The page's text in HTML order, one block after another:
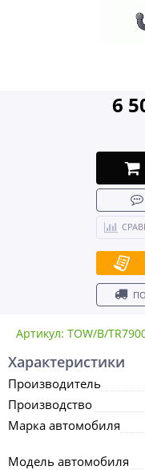
Артикул: TOW/B/
6
Характеристики
Производитель
Производство
Марка автомобиля
Модель автомобиля